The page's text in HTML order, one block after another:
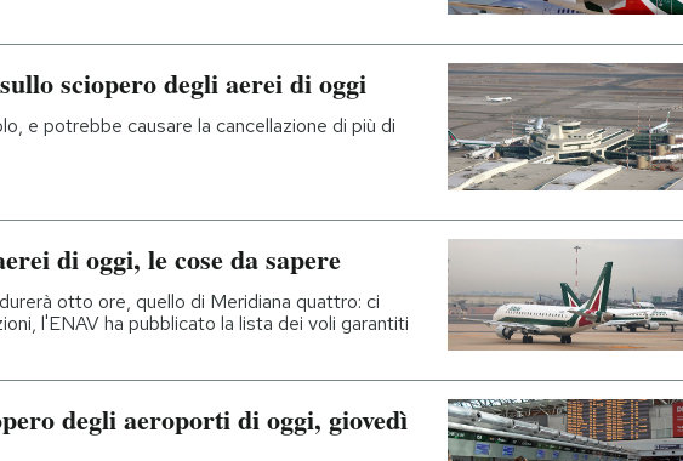
sciopero degli aerei di oggi
e potrebbe causare la cancellazione di più di
di oggi, le cose da sapere
otto ore, quello di Meridiana quattro: ci
l'ENAV ha pubblicato la lista dei voli garantiti
degli aeroporti di oggi, giovedì